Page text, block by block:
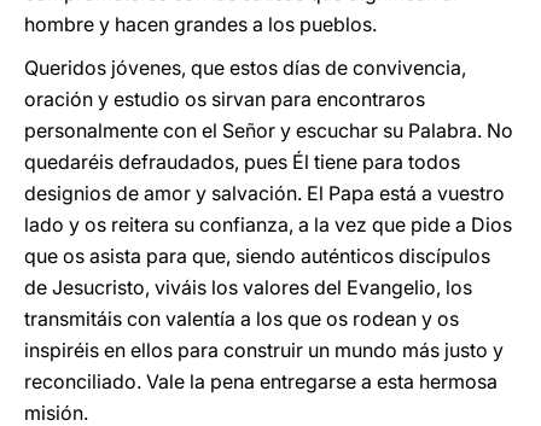
hombre y hacen grandes a los pueblos.
Queridos jóvenes, que estos días de convivencia,
oración y estudio os sirvan para encontraros
personalmente con el Señor y escuchar su Palabra. No
quedaréis defraudados, pues Él tiene para todos
designios de amor y salvación. El Papa está a vuestro
lado y os reitera su confianza, a la vez que pide a Dios
que os asista para que, siendo auténticos discípulos
de Jesucristo, viváis los valores del Evangelio, los
transmitáis con valentía a los que os rodean y os
inspiréis en ellos para construir un mundo más justo y
reconciliado. Vale la pena entregarse a esta hermosa
misión.